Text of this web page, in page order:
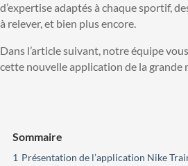
d’expertise adaptés à chaque sportif,
à relever, et bien plus encore.
Dans l’article suivant, notre équipe
cette nouvelle application de la grande
Sommaire
1 Présentation de l’application Nike